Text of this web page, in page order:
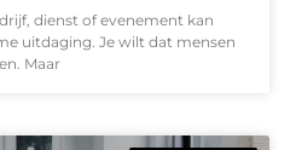
dienst of evenement kan
uitdaging. Je wilt dat mensen
Maar